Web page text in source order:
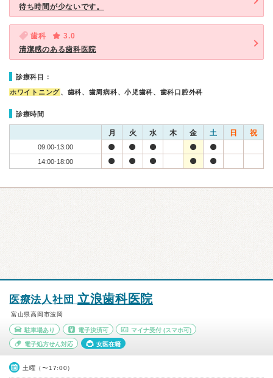
待ち時間が少ないです。
歯科
3.0
清潔感のある歯科医院
診療科目：
ホワイトニング、歯科、歯周病科、小児歯科、歯科口腔外科
診療時間
月 火 水 木 金 土 日 祝
09:00-13:00
14:00-18:00
医療法人社団 立浪歯科医院
富山県高岡市波岡
駐車場あり 電子決済可 マイナ受付 (スマホ可)
電子処方せん対応 女医在籍
土曜（〜17:00）